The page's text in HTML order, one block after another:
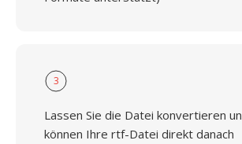
3
Lassen Sie die Datei konvertieren
können Ihre rtf-Datei direkt danach